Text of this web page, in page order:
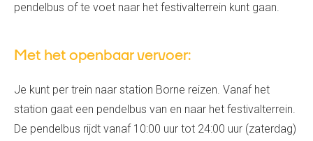
pendelbus of te voet naar het festivalterrein kunt gaan.
Met het openbaar vervoer:
Je kunt per trein naar station Borne reizen. Vanaf het
station gaat een pendelbus van en naar het festivalterrein.
De pendelbus rijdt vanaf 10:00 uur tot 24:00 uur (zaterdag)